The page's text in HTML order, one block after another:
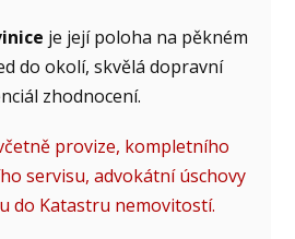
je její poloha na pěkném
do okolí, skvělá dopravní
zhodnocení.
provize, kompletního
servisu, advokátní úschovy
do Katastru nemovitostí.